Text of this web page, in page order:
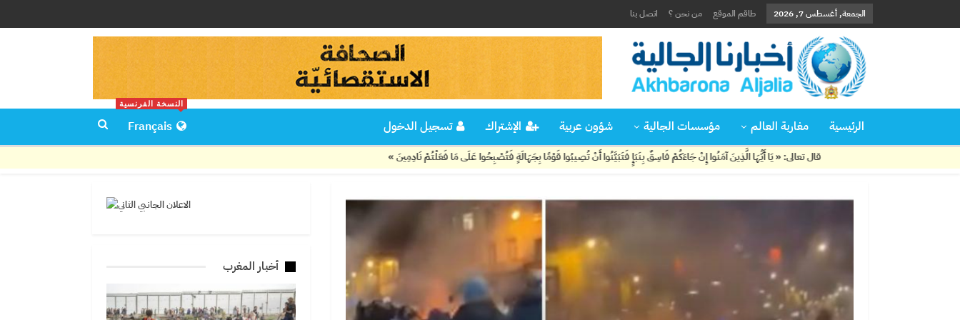
الجمعة, أغسطس 7, 2026 طاقم الموقع من نحن ؟ اتصل بنا
الرئيسية مغاربة العالم مؤسسات الجالية شؤون عربية الإشتراك تسجيل الدخول Français
النسخة الفرنسية
قال تعالى: « يَا أَيُّهَا الَّذِينَ آمَنُوا إِنْ جَاءَكُمْ فَاسِقٌ بِنَبَإٍ فَتَبَيَّنُوا أَنْ تُصِيبُوا قَوْمًا بِجَهَالَةٍ فَتُصْبِحُوا عَلَى مَا فَعَلْتُمْ نَادِمِينَ »
أخبار المغرب